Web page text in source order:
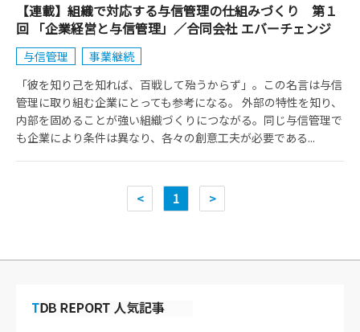
【連載】組織で対応する与信管理の仕組みづくり 第１
回 「企業経営と与信管理」／合同会社 エバーチェンジ
与信管理
事業継続
「彼を知り己を知れば、百戦して殆うからず」。この名言は与信
管理に取り組む企業にとっても参考になる。 外部の特性を知り、
内部を固めることが強い組織づくりにつながる。同じ与信管理で
も企業により条件は異なり、各々の創意工夫が必要である...
< 1 >